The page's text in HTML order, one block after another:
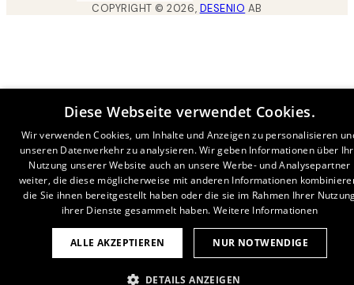
COPYRIGHT ©2026, DESENIO AB
Diese Webseite verwendet Cookies.
Wir verwenden Cookies, um Inhalte und Anzeigen zu personalisieren
unseren Datenverkehr zu analysieren. Wir geben Informationen über
Nutzung unserer Website auch an unsere Werbe- und Analysepartner
weiter, die diese möglicherweise mit anderen Informationen
die Sie ihnen bereitgestellt haben oder die sie im Rahmen Ihrer
ihrer Dienste gesammelt haben. Weitere Informationen
ALLE AKZEPTIEREN NUR NOTWENDIGE
DETAILS ANZEIGEN